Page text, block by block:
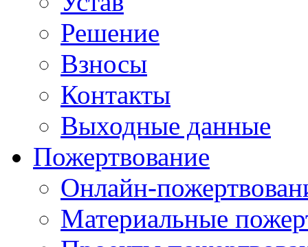
Решение
Взносы
Контакты
Выходные данные
Пожертвование
Онлайн-
Материальные